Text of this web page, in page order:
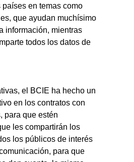
en temas como
que ayudan muchísimo
información, mientras
todos los datos de
el BCIE ha hecho un
en los contratos con
para que estén
les compartirán los
los públicos de interés
para que